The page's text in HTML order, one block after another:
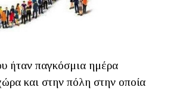
ήταν παγκόσμια ημέρα
και στην πόλη στην οποία